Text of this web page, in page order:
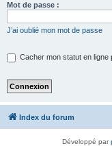
Mot de passe :
J’ai oublié mon mot de passe
Cacher mon statut en ligne
Index du forum
Développé par